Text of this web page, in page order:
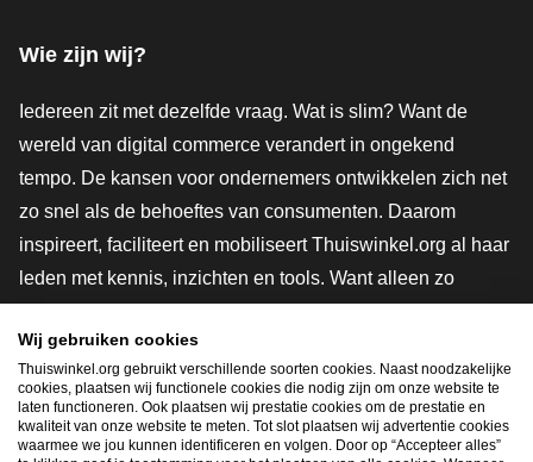
Wie zijn wij?
Iedereen zit met dezelfde vraag. Wat is slim? Want de
wereld van digital commerce verandert in ongekend
tempo. De kansen voor ondernemers ontwikkelen zich net
zo snel als de behoeftes van consumenten. Daarom
inspireert, faciliteert en mobiliseert Thuiswinkel.org al haar
leden met kennis, inzichten en tools. Want alleen zo
innovatievere toekomst. Dus groei ook mee en maak
shoppen slimmer.
Lid worden
Wij gebruiken cookies
Thuiswinkel.org gebruikt verschillende soorten cookies. Naast noodzakelijke
cookies, plaatsen wij functionele cookies die nodig zijn om onze website te
laten functioneren. Ook plaatsen wij prestatie cookies om de prestatie en
kwaliteit van onze website te meten. Tot slot plaatsen wij advertentie cookies
waarmee we jou kunnen identificeren en volgen. Door op “Accepteer alles”